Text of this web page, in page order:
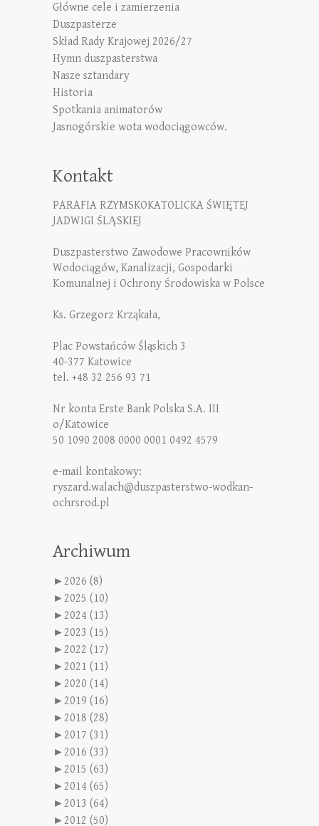
Główne cele i zamierzenia
Duszpasterze
Skład Rady Krajowej 2026/27
Hymn duszpasterstwa
Nasze sztandary
Historia
Spotkania animatorów
Jasnogórskie wota wodociągowców.
Kontakt
PARAFIA RZYMSKOKATOLICKA ŚWIĘTEJ
JADWIGI ŚLĄSKIEJ
Duszpasterstwo Zawodowe Pracowników
Wodociągów, Kanalizacji, Gospodarki
Komunalnej i Ochrony Środowiska w Polsce
Ks. Grzegorz Krząkała,
Plac Powstańców Śląskich 3
40-377 Katowice
tel. +48 32 256 93 71
Nr konta Erste Bank Polska S.A. III
o/Katowice
50 1090 2008 0000 0001 0492 4579
e-mail kontakowy:
ryszard.walach@duszpasterstwo-wodkan-
ochrsrod.pl
Archiwum
►2026 (8)
►2025 (10)
►2024 (13)
►2023 (15)
►2022 (17)
►2021 (11)
►2020 (14)
►2019 (16)
►2018 (28)
►2017 (31)
►2016 (33)
►2015 (63)
►2014 (65)
►2013 (64)
►2012 (50)